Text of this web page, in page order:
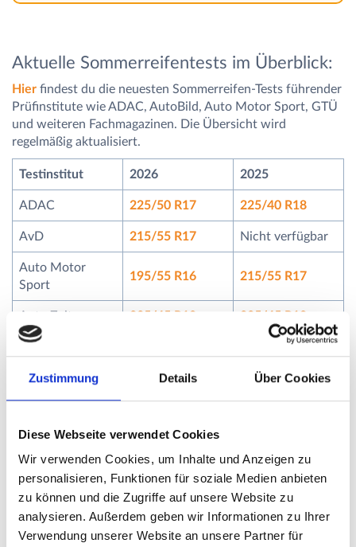
Zustimmung Details Über Cookies
Diese Webseite verwendet Cookies
Wir verwenden Cookies, um Inhalte und Anzeigen zu
personalisieren, Funktionen für soziale Medien anbieten
zu können und die Zugriffe auf unsere Website zu
analysieren. Außerdem geben wir Informationen zu Ihrer
Verwendung unserer Website an unsere Partner für
Aktuelle Sommerreifentests im Überblick:
Hier findest du die neuesten Sommerreifen-Tests führender
Prüfinstitute wie ADAC, AutoBild, Auto Motor Sport, GTÜ
und weiteren Fachmagazinen. Die Übersicht wird
regelmäßig aktualisiert.
Testinstitut 2026 2025
ADAC 225/50 R17 225/40 R18
AvD 215/55 R17 Nicht verfügbar
Auto Motor
Sport
195/55 R16 215/55 R17
Auto Zeitung 235/45 R18 225/45 R18
AutoBild 225/44 R19
AutoBild Allrad 255/45 R19 255/55 R18
sportauto 205/45 R17 Nicht verfügbar
GTÜ | ARBÖ |
225/40 R18 235/55 R17